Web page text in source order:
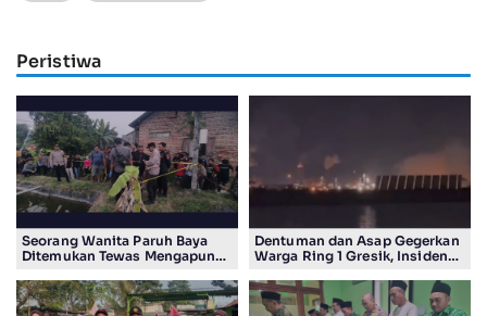
Peristiwa
Seorang Wanita Paruh Baya
Ditemukan Tewas Mengapung
Dentuman dan Asap Gegerkan
Warga Ring 1 Gresik, Insiden
Smelting